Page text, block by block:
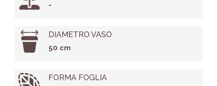
-
DIAMETRO VASO
50 cm
FORMA FOGLIA